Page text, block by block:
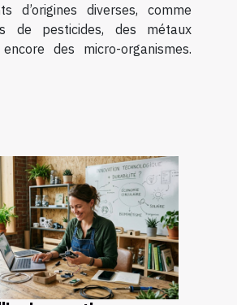
d’origines diverses, comme
de pesticides, des métaux
des micro-organismes.